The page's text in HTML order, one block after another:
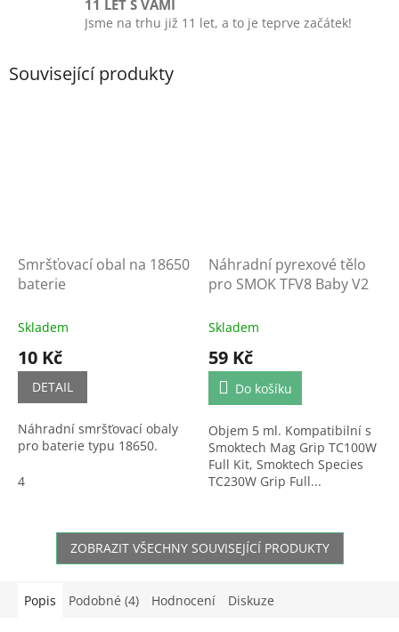
11 LET S VÁMI
Jsme na trhu již 11 let, a to je teprve začátek!
Související produkty
Smršťovací obal na 18650
baterie
Skladem
10 Kč
DETAIL
Náhradní smršťovací obaly
pro baterie typu 18650.
4
Náhradní pyrexové tělo
pro SMOK TFV8 Baby V2
Skladem
59 Kč
Do košíku
Objem 5 ml. Kompatibilní s
Smoktech Mag Grip TC100W
Full Kit, Smoktech Species
TC230W Grip Full...
ZOBRAZIT VŠECHNY SOUVISEJÍCÍ PRODUKTY
Popis Podobné (4) Hodnocení Diskuze